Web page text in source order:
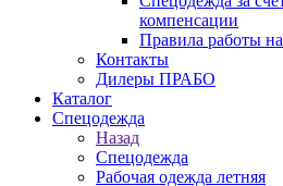
компенсации
Правила работы
Контакты
Дилеры ПРАБО
Каталог
Спецодежда
Назад
Спецодежда
Рабочая одежда летняя